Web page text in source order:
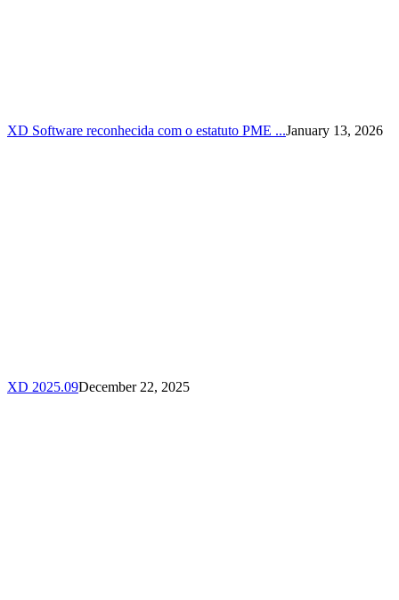
XD Software reconhecida com o estatuto PME ...January 13, 2026
XD 2025.09December 22, 2025